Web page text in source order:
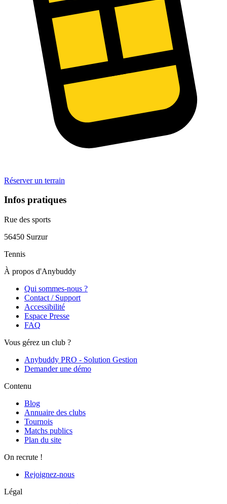
Réserver un terrain
Infos pratiques
Rue des sports
56450 Surzur
Tennis
À propos d'Anybuddy
Qui sommes-nous ?
Contact / Support
Accessibilité
Espace Presse
FAQ
Vous gérez un club ?
Anybuddy PRO - Solution Gestion
Demander une démo
Contenu
Blog
Annuaire des clubs
Tournois
Matchs publics
Plan du site
On recrute !
Rejoignez-nous
Légal